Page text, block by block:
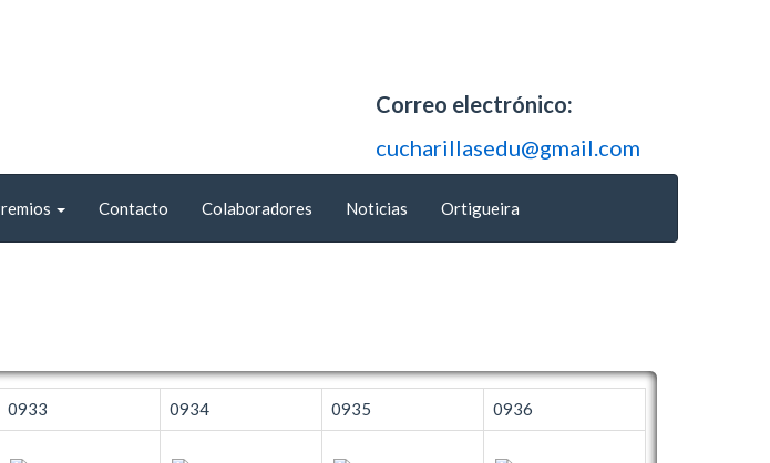
Correo electrónico:
cucharillasedu@gmail.com
Contacto Colaboradores Noticias Ortigueira
0933 0934 0935 0936